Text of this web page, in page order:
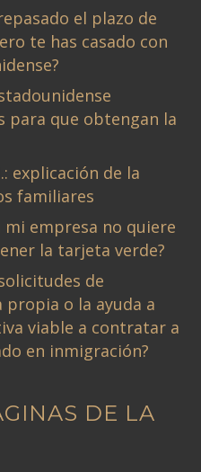
el plazo de
te has casado con
para que obtengan la
explicación de la
familiares
mi empresa no quiere
la tarjeta verde?
de
o la ayuda a
viable a contratar a
en inmigración?
DE LA